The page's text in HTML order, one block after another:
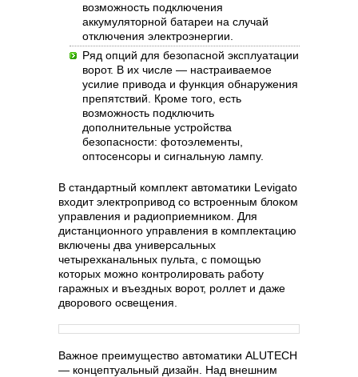
возможность подключения
аккумуляторной батареи на случай
отключения электроэнергии.
Ряд опций для безопасной эксплуатации
ворот. В их числе — настраиваемое
усилие привода и функция обнаружения
препятствий. Кроме того, есть
возможность подключить
дополнительные устройства
безопасности: фотоэлементы,
оптосенсоры и сигнальную лампу.
В стандартный комплект автоматики Levigato
входит электропривод со встроенным блоком
управления и радиоприемником. Для
дистанционного управления в комплектацию
включены два универсальных
четырехканальных пульта, с помощью
которых можно контролировать работу
гаражных и въездных ворот, роллет и даже
дворового освещения.
Важное преимущество автоматики ALUTECH
— концептуальный дизайн. Над внешним